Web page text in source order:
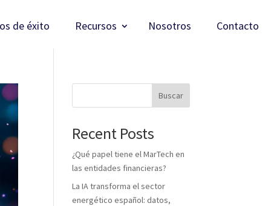
de éxito Recursos Nosotros Contacto
Buscar
Recent Posts
¿Qué papel tiene el MarTech en
las entidades financieras?
La IA transforma el sector
energético español: datos,